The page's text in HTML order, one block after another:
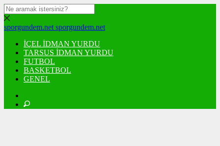
sporgundem.net sporgundem.net
İÇEL İDMAN YURDU
TARSUS İDMAN YURDU
FUTBOL
BASKETBOL
GENEL